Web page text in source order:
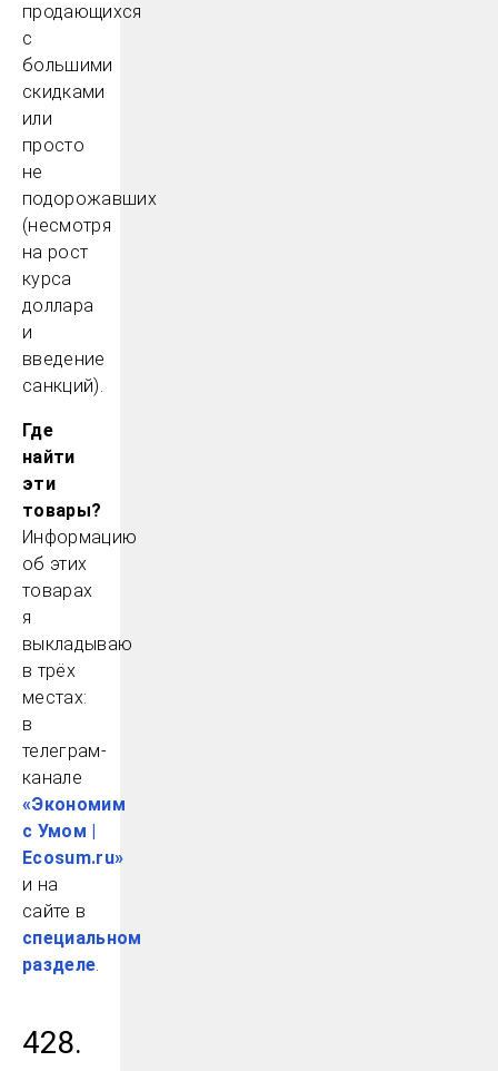
продающихся
с
большими
скидками
или
просто
не
подорожавших
(несмотря
на рост
курса
доллара
и
введение
санкций).
Где
найти
эти
товары?
Информацию
об этих
товарах
я
выкладываю
в трёх
местах:
в
телеграм-
канале
«Экономим
с Умом |
Ecosum.ru»
и на
сайте в
специальном
разделе.
428.